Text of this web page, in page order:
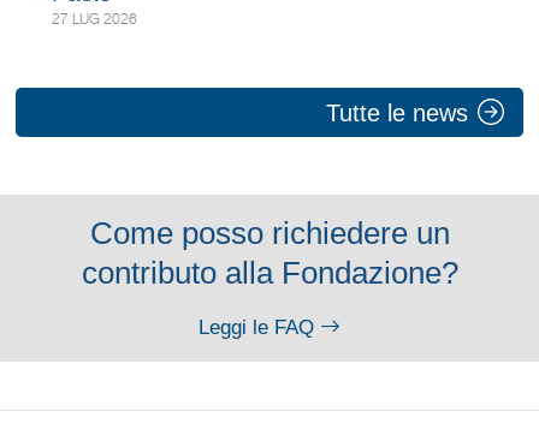
27 LUG 2026
Tutte le news
Come posso richiedere un
contributo alla Fondazione?
Leggi le FAQ